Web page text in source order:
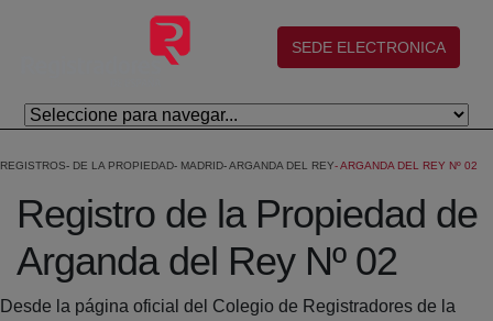
Salta al contingut principal
(abre en nueva ventana)
SEDE ELECTRONICA
REGISTROS DE LA PROPIEDAD MADRID ARGANDA DEL REY ARGANDA DEL REY Nº 02
Registro de la Propiedad de
Arganda del Rey Nº 02
Desde la página oficial del Colegio de Registradores de la